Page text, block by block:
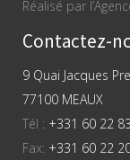
Réalisé par
Contactez-
9 Quai Jacques
77100 MEAUX
Tél : +331 60 22
Fax: +331 60 22